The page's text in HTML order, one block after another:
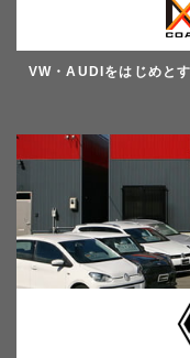
VW・AUDIをはじめと